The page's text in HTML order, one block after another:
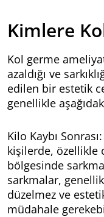
Kimlere
Kol germe
azaldığı ve
edilen bir estetik
genellikle
Kilo Kaybı
kişilerde, özellikle
bölgesinde
sarkmalar,
düzelmez ve
müdahale